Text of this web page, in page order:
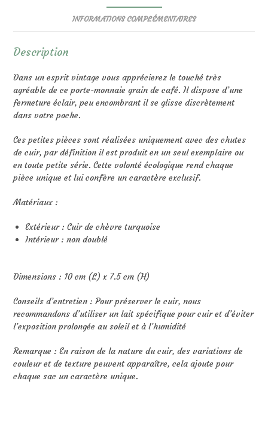
INFORMATIONS COMPLÉMENTAIRES
Description
Dans un esprit vintage vous apprécierez le touché très
agréable de ce porte-monnaie grain de café. Il dispose d’une
fermeture éclair, peu encombrant il se glisse discrètement
dans votre poche.
Ces petites pièces sont réalisées uniquement avec des chutes
de cuir, par définition il est produit en un seul exemplaire ou
en toute petite série. Cette volonté écologique rend chaque
pièce unique et lui confère un caractère exclusif.
Matériaux :
Extérieur : Cuir de chèvre turquoise
Intérieur : non doublé
Dimensions : 10 cm (L) x 7.5 cm (H)
Conseils d’entretien : Pour préserver le cuir, nous
recommandons d’utiliser un lait spécifique pour cuir et d’éviter
l’exposition prolongée au soleil et à l’humidité
Remarque : En raison de la nature du cuir, des variations de
couleur et de texture peuvent apparaître, cela ajoute pour
chaque sac un caractère unique.